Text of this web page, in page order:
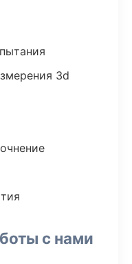
3d
с нами